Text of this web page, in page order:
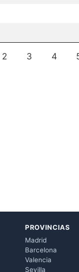
2 3 4
PROVINCIAS
Madrid
Barcelona
Valencia
Sevilla